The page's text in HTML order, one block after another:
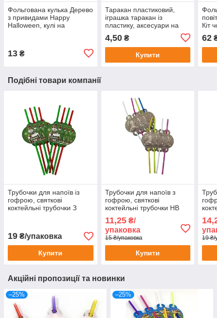
Фольгована кулька Дерево
з привидами Happy
Halloween, кулі на
13 ₴
Таракан пластиковий,
іграшка таракан із
пластику, аксесуари на
4,50₴
Купити
Кіт
62
Подібні товари компанії
Трубочки для напоїв із
гофрою, святкові
коктейльні трубочки З
19 ₴/упаковка
Купити
Трубочки для напоїв з
гофрою, святкові
коктейльні трубочки HB
кремовий зайчик, 8 шт
11,25₴/
упаковка
15 ₴/упаковка
Купити
шт
19 ₴/
Акційні пропозиції та новинки
–25% –25%